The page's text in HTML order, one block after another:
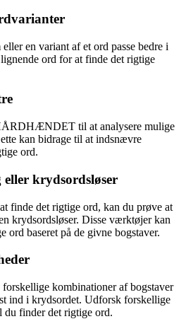
en variant af et ord passe bedre i
ord for at finde det rigtige
til at analysere mulige
kan bidrage til at indsnævre
ord.
krydsordsløser
finde det rigtige ord, kan du prøve at
krydsordsløser. Disse værktøjer kan
ord baseret på de givne bogstaver.
kombinationer af bogstaver
ind i krydsordet. Udforsk forskellige
du finder det rigtige ord.